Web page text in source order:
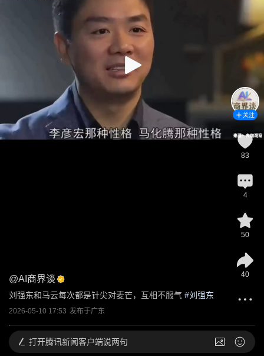
@AI商界谈
刘强东和马云每次都是针尖对麦芒，互相不服气 #刘强东
2026-05-10 17:53 发布于广东
关注
83
4
50
40
打开腾讯新闻客户端说两句